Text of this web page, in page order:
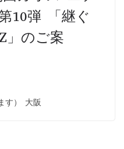
10弾 「継ぐ
」のご案
す） 大阪